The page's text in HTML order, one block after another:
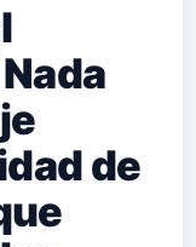
de